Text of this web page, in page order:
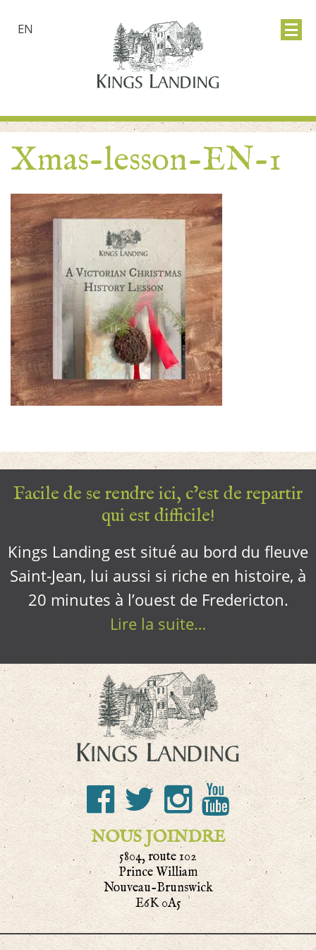
EN
Xmas-lesson-EN-1
Facile de se rendre ici, c’est de repartir
qui est difficile!
Kings Landing est situé au bord du fleuve
Saint-Jean, lui aussi si riche en histoire, à
20 minutes à l’ouest de Fredericton.
Lire la suite…
NOUS JOINDRE
5804, route 102
Prince William
Nouveau-Brunswick
E6K 0A5